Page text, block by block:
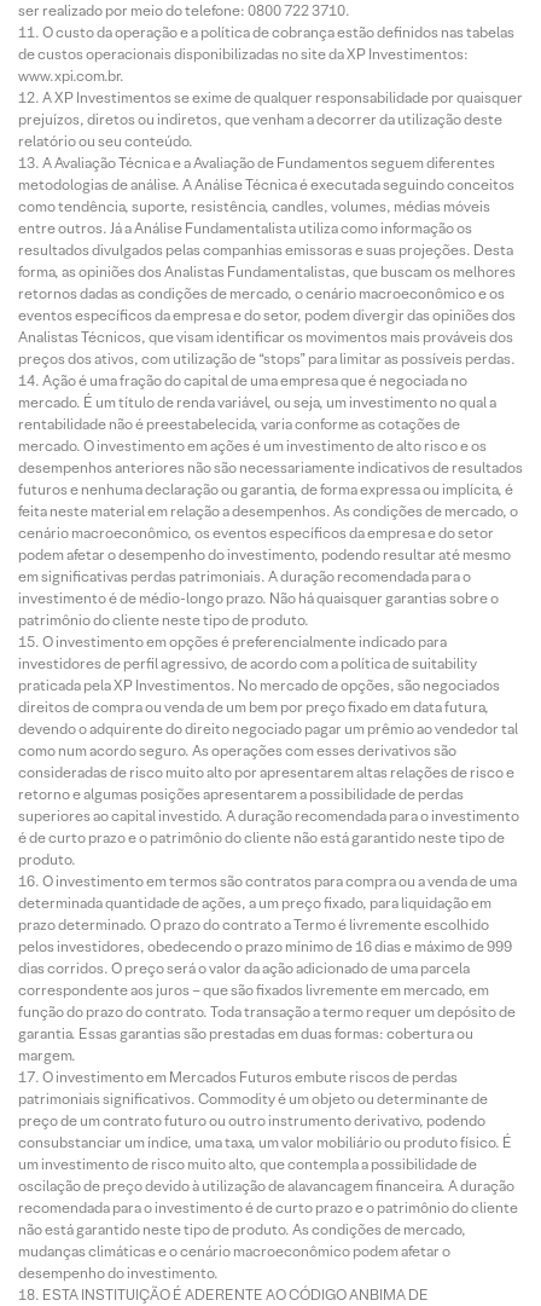
ser realizado por meio do telefone: 0800 722 3710.
O custo da operação e a política de cobrança estão definidos nas tabelas
de custos operacionais disponibilizadas no site da XP Investimentos:
www.xpi.com.br.
A XP Investimentos se exime de qualquer responsabilidade por quaisquer
prejuízos, diretos ou indiretos, que venham a decorrer da utilização deste
relatório ou seu conteúdo.
A Avaliação Técnica e a Avaliação de Fundamentos seguem diferentes
metodologias de análise. A Análise Técnica é executada seguindo conceitos
como tendência, suporte, resistência, candles, volumes, médias móveis
entre outros. Já a Análise Fundamentalista utiliza como informação os
resultados divulgados pelas companhias emissoras e suas projeções. Desta
forma, as opiniões dos Analistas Fundamentalistas, que buscam os melhores
retornos dadas as condições de mercado, o cenário macroeconômico e os
eventos específicos da empresa e do setor, podem divergir das opiniões dos
Analistas Técnicos, que visam identificar os movimentos mais prováveis dos
preços dos ativos, com utilização de “stops” para limitar as possíveis perdas.
Ação é uma fração do capital de uma empresa que é negociada no
mercado. É um título de renda variável, ou seja, um investimento no qual a
rentabilidade não é preestabelecida, varia conforme as cotações de
mercado. O investimento em ações é um investimento de alto risco e os
desempenhos anteriores não são necessariamente indicativos de resultados
futuros e nenhuma declaração ou garantia, de forma expressa ou implícita, é
feita neste material em relação a desempenhos. As condições de mercado, o
cenário macroeconômico, os eventos específicos da empresa e do setor
podem afetar o desempenho do investimento, podendo resultar até mesmo
em significativas perdas patrimoniais. A duração recomendada para o
investimento é de médio-longo prazo. Não há quaisquer garantias sobre o
patrimônio do cliente neste tipo de produto.
O investimento em opções é preferencialmente indicado para
investidores de perfil agressivo, de acordo com a política de suitability
praticada pela XP Investimentos. No mercado de opções, são negociados
direitos de compra ou venda de um bem por preço fixado em data futura,
devendo o adquirente do direito negociado pagar um prêmio ao vendedor tal
como num acordo seguro. As operações com esses derivativos são
consideradas de risco muito alto por apresentarem altas relações de risco e
retorno e algumas posições apresentarem a possibilidade de perdas
superiores ao capital investido. A duração recomendada para o investimento
é de curto prazo e o patrimônio do cliente não está garantido neste tipo de
produto.
O investimento em termos são contratos para compra ou a venda de uma
determinada quantidade de ações, a um preço fixado, para liquidação em
prazo determinado. O prazo do contrato a Termo é livremente escolhido
pelos investidores, obedecendo o prazo mínimo de 16 dias e máximo de 999
dias corridos. O preço será o valor da ação adicionado de uma parcela
correspondente aos juros – que são fixados livremente em mercado, em
função do prazo do contrato. Toda transação a termo requer um depósito de
garantia. Essas garantias são prestadas em duas formas: cobertura ou
margem.
O investimento em Mercados Futuros embute riscos de perdas
patrimoniais significativos. Commodity é um objeto ou determinante de
preço de um contrato futuro ou outro instrumento derivativo, podendo
consubstanciar um índice, uma taxa, um valor mobiliário ou produto físico. É
um investimento de risco muito alto, que contempla a possibilidade de
oscilação de preço devido à utilização de alavancagem financeira. A duração
recomendada para o investimento é de curto prazo e o patrimônio do cliente
não está garantido neste tipo de produto. As condições de mercado,
mudanças climáticas e o cenário macroeconômico podem afetar o
desempenho do investimento.
ESTA INSTITUIÇÃO É ADERENTE AO CÓDIGO ANBIMA DE